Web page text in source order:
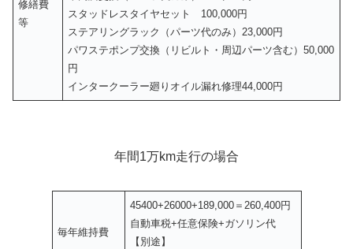
修繕費
等
スタッドレスタイヤセット 100,000円
ステアリングラック（パーツ代のみ）23,000円
パワステポンプ交換（リビルト・周辺パーツ含む）50,000
円
インタークーラー廻りオイル漏れ修理44,000円
年間1万km走行の場合
毎年維持費
45400+26000+189,000＝260,400円
自動車税+任意保険+ガソリン代
【別途】